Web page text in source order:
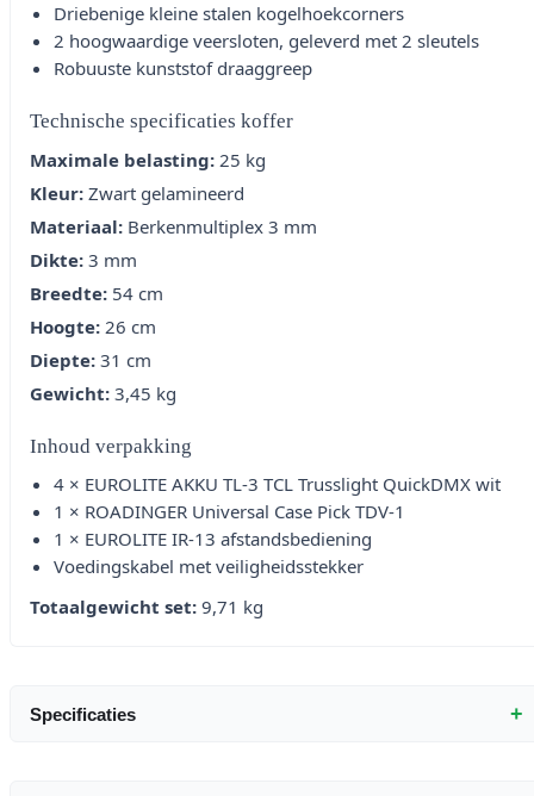
Driebenige kleine stalen kogelhoekcorners
2 hoogwaardige veersloten, geleverd met 2 sleutels
Robuuste kunststof draaggreep
Technische specificaties koffer
Maximale belasting: 25 kg
Kleur: Zwart gelamineerd
Materiaal: Berkenmultiplex 3 mm
Dikte: 3 mm
Breedte: 54 cm
Hoogte: 26 cm
Diepte: 31 cm
Gewicht: 3,45 kg
Inhoud verpakking
4 × EUROLITE AKKU TL-3 TCL Trusslight QuickDMX wit
1 × ROADINGER Universal Case Pick TDV-1
1 × EUROLITE IR-13 afstandsbediening
Voedingskabel met veiligheidsstekker
Totaalgewicht set: 9,71 kg
Specificaties +